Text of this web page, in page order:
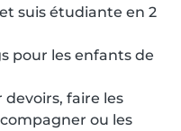
suis étudiante en 2
pour les enfants de
devoirs, faire les
ou les